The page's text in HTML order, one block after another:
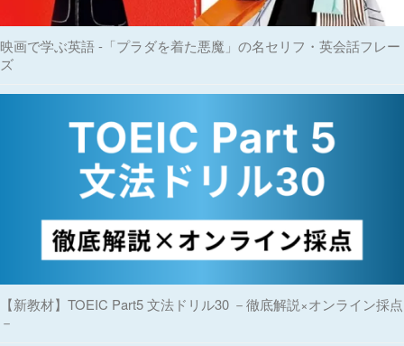
映画で学ぶ英語 -「プラダを着た悪魔」の名セリフ・英会話フレー
ズ
【新教材】TOEIC Part5 文法ドリル30 －徹底解説×オンライン採点
－